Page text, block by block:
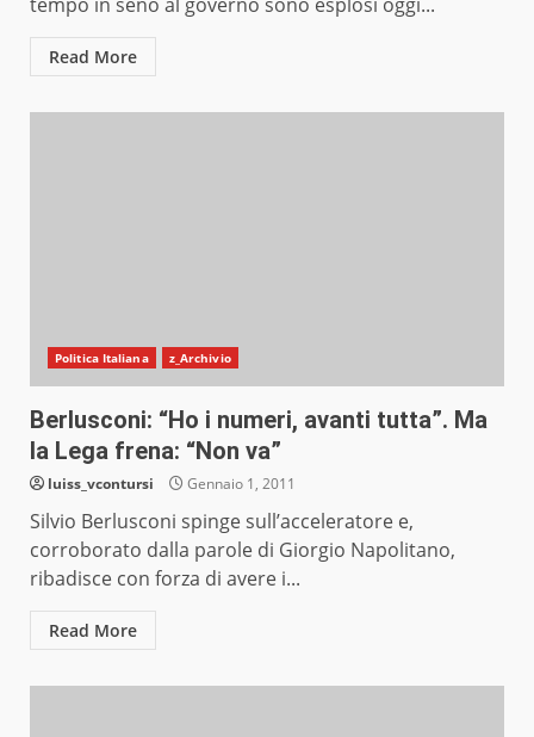
Read More
Politica Italiana z_Archivio
Berlusconi: “Ho i numeri, avanti tutta”. Ma
la Lega frena: “Non va”
luiss_vcontursi Gennaio 1, 2011
Silvio Berlusconi spinge sull’acceleratore e,
corroborato dalla parole di Giorgio Napolitano,
ribadisce con forza di avere i...
Read More